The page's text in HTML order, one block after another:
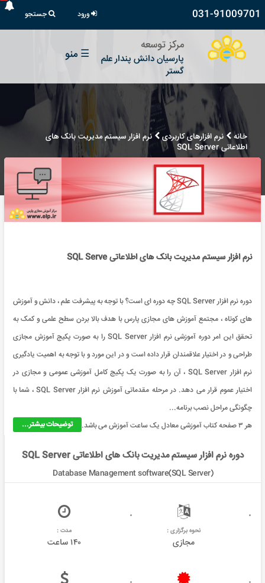
031-91009701 ورود جستجو
مرکز توسعه
پارسیان دانش پندار علم
گستر
☰ منو
خانه نرم افزارهای کاربردی
نرم افزار سیستم مدیریت بانک های
اطلاعاتی SQL Server
نرم افزار سیستم مدیریت بانک های اطلاعاتی SQL Serve
دوره نرم افزار SQL Server چه دوره ای است؟ با توجه به پیشرفت علم ، دانش و آموزش
های کوتاه ، مجتمع آموزش های مجازی پارس با هدف بالا بردن سطح علمی و کمک به
تحقق این امر دوره آموزشی نرم افزار SQL Server را به صورت پکیج آموزش مجازی
طراحی و در اختیار علاقمندان قرار داده است و در این مورد و با توجه به اهمیت یادگیری
نرم افزار SQL Server ، آن را به صورت یک پکیج کامل آموزشی عمومی و مجازی در
اختیار عموم قرار می دهد. در مرحله مقدماتی آموزش نرم افزار SQL Server ، شما با
چگونگی مراحل نصب برنامه...
توضیحات بیشتر...
هر ۳ صفحه کتاب آموزشی معادل یک ساعت آموزش می باشد.
دوره نرم افزار سیستم مدیریت بانک های اطلاعاتی SQL Server
Database Management software(SQL Server)
نحوه برگزاری :
مجازی
مدت :
۱۴۰ ساعت